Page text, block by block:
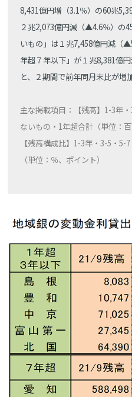
8,431億円増（3.1％）の60兆
２兆2,073億円減（▲4.6％）の
いもの」は１兆7,458億円減（
年超７年以下」が１兆8,381億
と、２期間で前年同月末比が増
主な掲載項目：【残高】1-3年
ないもの・1年超合計（単位：百
【残高構成比】1-3年・3-5・
（単位：％、ポイント）